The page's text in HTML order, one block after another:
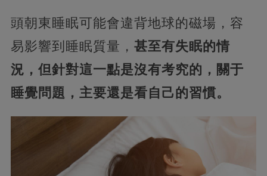
頭朝東睡眠可能會違背地球的磁場，容
易影響到睡眠質量， 甚至有失眠的情
況，但針對這一點是沒有考究的，關于
睡覺問題，主要還是看自己的習慣。